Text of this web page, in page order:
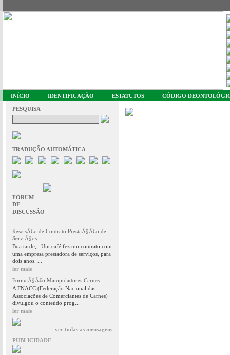
INÍCIO IDENTIFICAÇÃO ESTATUTOS CÓDIGO
PESQUISA
TRADUÇÃO AUTOMÁTICA
FÓRUM
DE
DISCUSSÃO
RescisÃ£o de Contrato PrestaÃ§Ã£o de
ServiÃ§os
Boa tarde, Um café fez um contrato com
uma empresa prestadora de serviços, para
dois anos. ...
ler mais
FormaÃ§Ã£o Manipuladores Carnes
A FNACC (Federação Nacional das
Associações de Comerciantes de Carnes)
divulgou o conteúdo prog...
ler mais
ver todas as mensagens
PUBLICIDADE